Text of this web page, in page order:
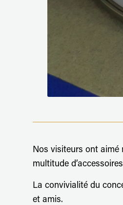
Nos visiteurs ont aimé
multitude
La convivialité du
et amis.